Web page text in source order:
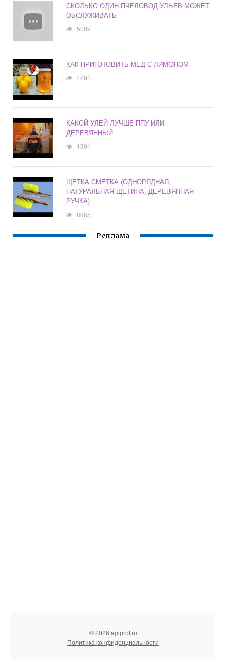
СКОЛЬКО ОДИН ПЧЕЛОВОД УЛЬЕВ МОЖЕТ
ОБСЛУЖИВАТЬ
5009
КАК ПРИГОТОВИТЬ МЕД С ЛИМОНОМ
4291
КАКОЙ УЛЕЙ ЛУЧШЕ ППУ ИЛИ
ДЕРЕВЯННЫЙ
1301
ЩЁТКА СМЁТКА (ОДНОРЯДНАЯ,
НАТУРАЛЬНАЯ ЩЕТИНА, ДЕРЕВЯННАЯ
РУЧКА)
8985
Реклама
© 2026 apiprof.ru
Политика конфиденциальности